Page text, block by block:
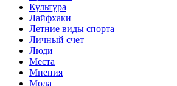
Культура
Лайфхаки
Летние виды спорта
Личный счет
Люди
Места
Мнения
Мода